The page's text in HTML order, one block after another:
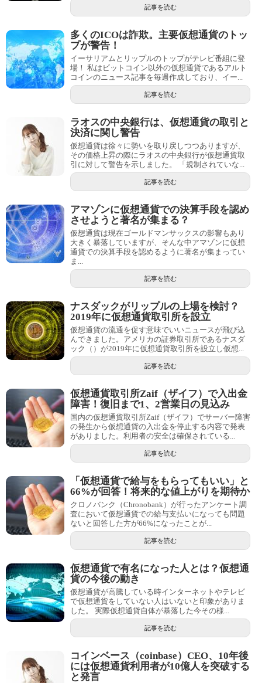
記事を読む
多くのICOは詐欺。主要仮想通貨のトッ
プが警告！
イーサリアムとリップルのトップがテレビ番組に登
場！ 私はビットコイン以外の仮想通貨であるアルト
コインのニュース記事を毎週作成しており、イー...
記事を読む
ラオスの中央銀行は、仮想通貨の取引と
決済に関し警告
仮想通貨は徐々に勢いを取り戻しつつありますが、
その価格上昇の際にラオスの中央銀行が仮想通貨取
引に対して警告を示しました。 「規制されていな...
記事を読む
アマゾンに仮想通貨での決算手段を認め
させようと著名が集まる？
仮想通貨は現在ゴールドマンサックスの影響もあり
大きく暴落していますが、そんな中アマゾンに仮想
通貨での決算手段を認めるように著名が集まってい
ま...
記事を読む
ナスダックがリップルの上場を検討？
2019年に仮想通貨取引所を設立
仮想通貨の流通を促す意味でいいニュースが飛び込
んできました。アメリカの証券取引所であるナスダ
ック（）が2019年に仮想通貨取引所を設立し仮想...
記事を読む
仮想通貨取引所Zaif（ザイフ）で入出金
障害！復旧まで1、2営業日の見込み
国内の仮想通貨取引所Zaif（ザイフ）でサーバー障害
の発生から仮想通貨の入出金を停止する内容で発表
がありました。利用者の安全は確保されている...
記事を読む
「仮想通貨で給与をもらってもいい」と
66%が回答！将来的な値上がりを期待か
クロノバンク（Chronobank）が行ったアンケート調
査において仮想通貨での給与支払いになっても問題
ないと回答した方が66%になったことが...
記事を読む
仮想通貨で有名になった人とは？仮想通
貨の今後の動き
仮想通貨が高騰している時インターネットやテレビ
で仮想通貨をしていない人はいないと印象がありま
した。 実際仮想通貨自体が暴落した今その様...
記事を読む
コインベース（coinbase）CEO、10年後
には仮想通貨利用者が10億人を突破する
と発言